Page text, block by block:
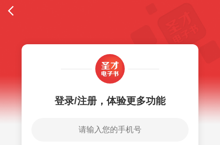
登录/注册，体验更多功能